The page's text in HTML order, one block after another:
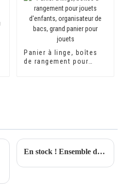
coucher
Panier à linge, boîtes
de rangement pour
En stock ! Ensemble de sauna en feutre polyester blanc et gris, gants, chaussons, coussins (lot de 5 pièces)